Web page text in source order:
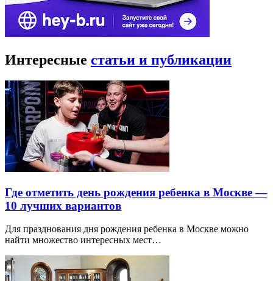
Интересные статьи и публикации
Где отметить день рождения ребенка в Москве —
10 лучших вариантов
Для празднования дня рождения ребенка в Москве можно
найти множество интересных мест…